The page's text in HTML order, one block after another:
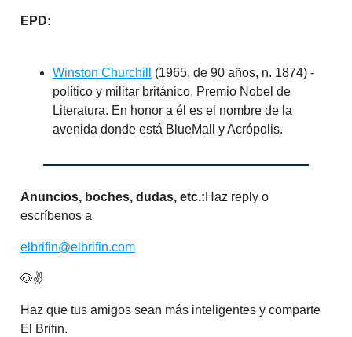
EPD:
Winston Churchill
(1965, de 90 años, n. 1874) -
político y militar británico, Premio Nobel de
Literatura. En honor a él es el nombre de la
avenida donde está BlueMall y Acrópolis.
Anuncios, boches, dudas, etc.:Haz reply o
escríbenos a
elbrifin@elbrifin.com
🐶✌️
Haz que tus amigos sean más inteligentes y comparte
El Brifin.